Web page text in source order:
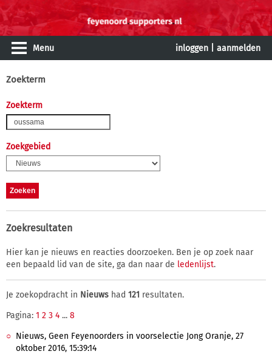
Menu inloggen aanmelden
Zoekterm
Zoekterm
Zoekgebied
Zoekresultaten
Hier kan je nieuws en reacties doorzoeken. Ben je op zoek naar
een bepaald lid van de site, ga dan naar de ledenlijst.
Je zoekopdracht in Nieuws had 121 resultaten.
Pagina: 1 2 3 4 ... 8
Nieuws, Geen Feyenoorders in voorselectie Jong Oranje, 27
oktober 2016, 15:39:14